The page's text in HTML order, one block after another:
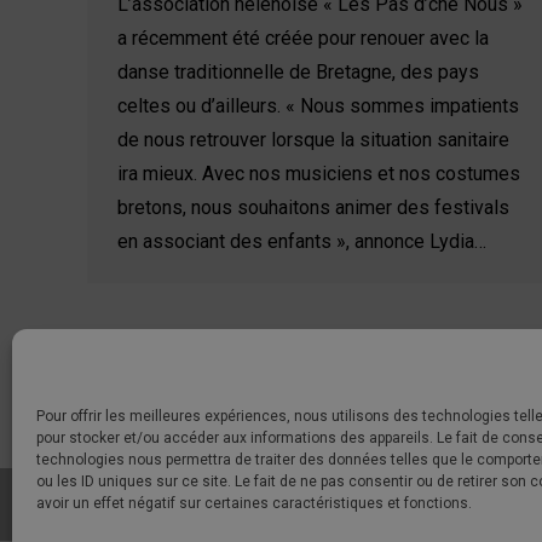
Pour offrir les meilleures expériences, nous utilisons des technologies
pour stocker et/ou accéder aux informations des appareils. Le fait de
technologies nous permettra de traiter des données telles que le
ou les ID uniques sur ce site. Le fait de ne pas consentir ou de retirer son
avoir un effet négatif sur certaines caractéristiques et fonctions.
a récemment été créée pour renouer avec la
danse traditionnelle de Bretagne, des pays
celtes ou d’ailleurs. « Nous sommes impatients
de nous retrouver lorsque la situation sanitaire
ira mieux. Avec nos musiciens et nos costumes
bretons, nous souhaitons animer des festivals
en associant des enfants », annonce Lydia…
© 2021 - Commune de Sainte-Hélène-Sur-Mer |Politique de